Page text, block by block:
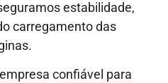
estabilidade,
carregamento das
confiável para